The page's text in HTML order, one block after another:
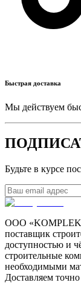
Быстрая доставка
Мы действуем
Будьте в курсе
ООО
поставщик
доступностью и
строительные
необходимыми
Доставляем